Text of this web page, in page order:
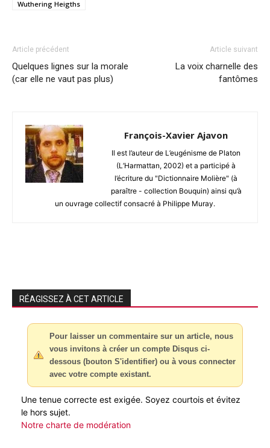
Wuthering Heigths
Article précédent
Quelques lignes sur la morale
(car elle ne vaut pas plus)
Article suivant
La voix charnelle des
fantômes
François-Xavier Ajavon
Il est l’auteur de L’eugénisme de Platon
(L’Harmattan, 2002) et a participé à
l’écriture du "Dictionnaire Molière" (à
paraître - collection Bouquin) ainsi qu’à
un ouvrage collectif consacré à Philippe Muray.
RÉAGISSEZ À CET ARTICLE
Pour laisser un commentaire sur un article, nous
vous invitons à créer un compte Disqus ci-
dessous (bouton S'identifier) ou à vous connecter
avec votre compte existant.
Une tenue correcte est exigée. Soyez courtois et évitez
le hors sujet.
Notre charte de modération